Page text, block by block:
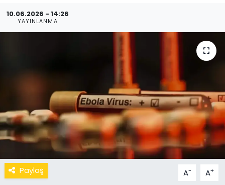
10.06.2026 - 14:26
YAYINLANMA
Paylaş A- A+